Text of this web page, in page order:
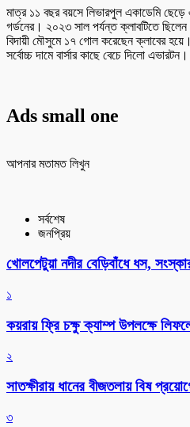
মাত্র ১১ বছর বয়সে লিভারপুল একাডেমি ছেড়ে
গর্ডনের। ২০২৩ সাল পর্যন্ত ক্লাবটিতে
বিদায়ী মৌসুমে ১৭ গোল করেছেন ক্লাবের
সর্বোচ্চ দামে বার্সার কাছে বেচে দিলো এভারটন।
Ads small one
আপনার মতামত লিখুন
সর্বশেষ
জনপ্রিয়
খোলপেটুয়া নদীর বেড়িবাঁধে ধস,
১
কয়রায় ফ্রি চক্ষু ক্যাম্প উপলক্ষে
২
সাতক্ষীরায় ধানের বীজতলায় বিষ
৩